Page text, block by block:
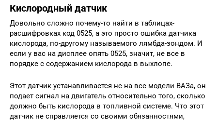
Кислородный датчик
Довольно сложно почему-то найти в таблицах-
расшифровках код 0525, а это просто ошибка датчика
кислорода, по-другому называемого лямбда-зондом. И
если у вас на дисплее опять 0525, значит, не все в
порядке с содержанием кислорода в выхлопе.
Этот датчик устанавливается не на все модели ВАЗа, он
подает сигнал на двигатель относительно того, сколько
должно быть кислорода в топливной системе. Что этот
датчик не справляется со своими обязанностями,